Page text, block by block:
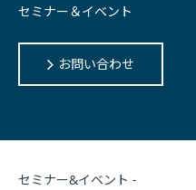
セミナー＆イベント
お問い合わせ
セミナー&イベント -